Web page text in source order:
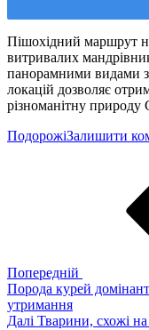
Пішохідний маршрут
витривалих
панорамними видами
локацій дозволяє
різноманітну природу
ПодорожіЗалишити
Попередній
Порода курей
утримання
Наступний
Далі Тварини, схожі на